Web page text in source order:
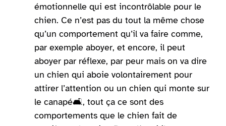
émotionnelle qui est incontrôlable pour le
chien. Ce n’est pas du tout la même chose
qu’un comportement qu’il va faire comme,
par exemple aboyer, et encore, il peut
aboyer par réflexe, par peur mais on va dire
un chien qui aboie volontairement pour
attirer l’attention ou un chien qui monte sur
le canapé🛋️, tout ça ce sont des
comportements que le chien fait de